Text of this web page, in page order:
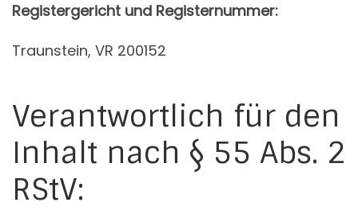
Registergericht und Registernummer:
Traunstein, VR 200152
Verantwortlich für den
Inhalt nach § 55 Abs. 2
RStV: